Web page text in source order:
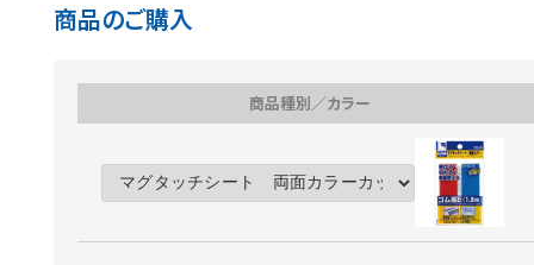
商品のご購入
商品種別／カラー